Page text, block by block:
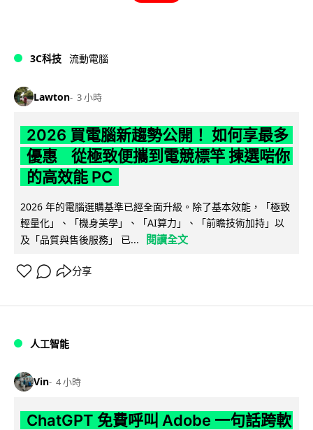
3C科技 流動電腦
Lawton 3 小時
2026 買電腦新趨勢公開！ 如何享最多
優惠 從極致便攜到電競標竿 揀選啱你
的高效能 PC
2026 年的電腦選購基準已經全面升級。除了基本效能，「極致
輕量化」、「機身美學」、「AI算力」、「前瞻技術加持」以
及「品質與售後服務」 已...
閱讀全文
分享
人工智能
Vin 4 小時
ChatGPT 免費呼叫 Adobe 一句話跨軟